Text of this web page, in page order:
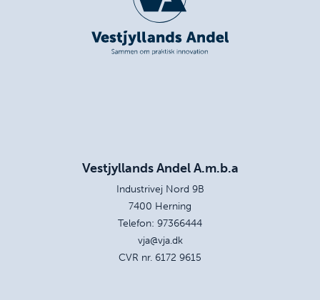
Vestjyllands Andel A.m.b.a
Industrivej Nord 9B
7400 Herning
Telefon: 97366444
vja@vja.dk
CVR nr. 6172 9615